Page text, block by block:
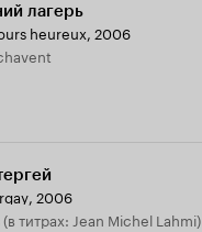
лагерь
heureux, 2006
, 2006
(в титрах: Jean Michel Lahmi)